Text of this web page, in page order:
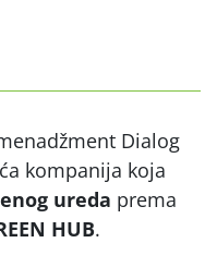
Dialog
kompanija koja
ureda prema
HUB.